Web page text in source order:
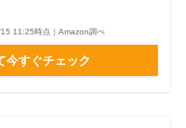
11:25時点｜Amazon調べ
今すぐチェック